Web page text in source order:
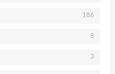
186
8
3